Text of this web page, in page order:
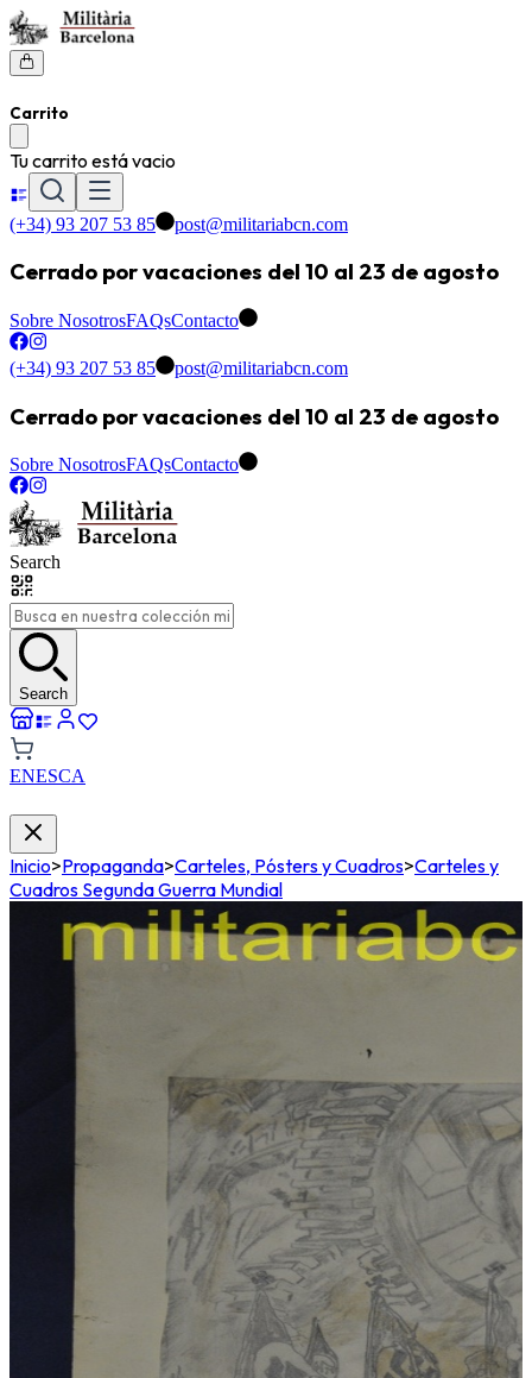
Carrito
Tu carrito está vacio
(+34) 93 207 53 85 post@militariabcn.com
Cerrado por vacaciones del 10 al 23 de agosto
Sobre NosotrosFAQsContacto
(+34) 93 207 53 85 post@militariabcn.com
Cerrado por vacaciones del 10 al 23 de agosto
Sobre NosotrosFAQsContacto
Search
Search
ENESCA
Inicio>Propaganda>Carteles, Pósters y Cuadros>Carteles y
Cuadros Segunda Guerra Mundial